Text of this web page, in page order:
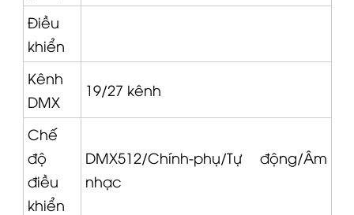
Điều
khiển
Kênh
DMX
19/27 kênh
Chế
độ
điều
khiển
DMX512/Chính-phụ/Tự động/Âm
nhạc